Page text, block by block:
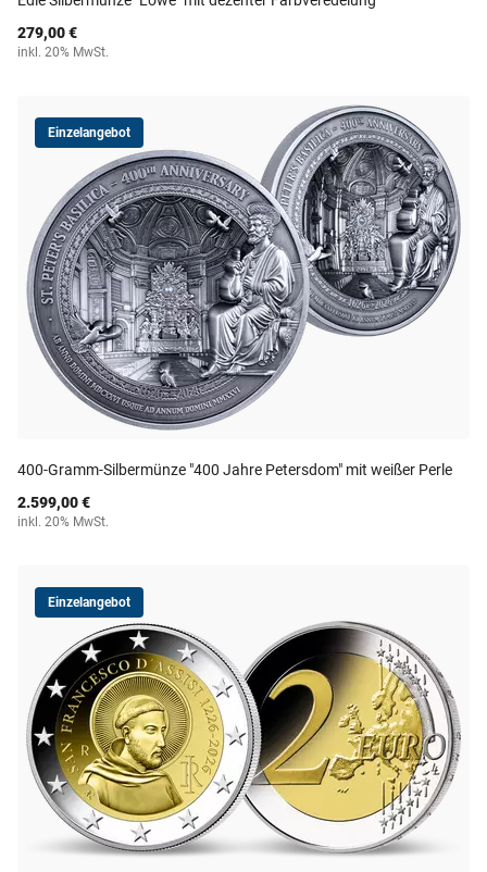
279,00 €
inkl. 20% MwSt.
Einzelangebot
400-Gramm-Silbermünze "400 Jahre Petersdom" mit weißer Perle
2.599,00 €
inkl. 20% MwSt.
Einzelangebot